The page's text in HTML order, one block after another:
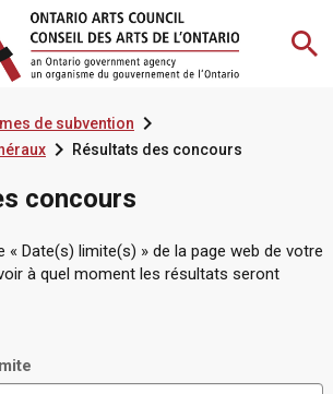
de subvention
 Résultats des concours
concours
« Date(s) limite(s) » de la page web de votre
à quel moment les résultats seront